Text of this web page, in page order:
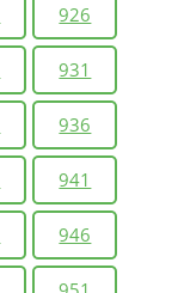
926
931
936
941
946